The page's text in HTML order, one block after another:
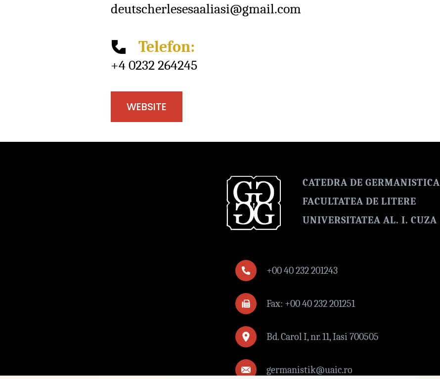
deutscherlesesaaliasi@gmail.com
Telefon:
+4 0232 264245
WEBSITE
CATEDRA DE GERMANISTICA
FACULTATEA DE LITERE
UNIVERSITATEA AL. I. CUZA
+00 40 232 201243
Fax: +00 40 232 201251
Bd. Carol I, nr. 11, Iasi 700505
germanistik@uaic.ro